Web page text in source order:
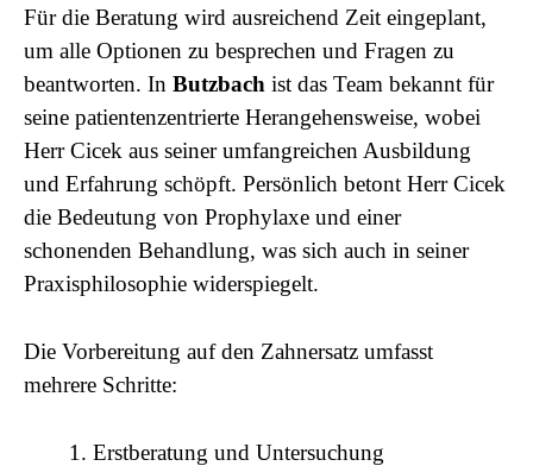
Für die Beratung wird ausreichend Zeit eingeplant,
um alle Optionen zu besprechen und Fragen zu
beantworten. In Butzbach ist das Team bekannt für
seine patientenzentrierte Herangehensweise, wobei
Herr Cicek aus seiner umfangreichen Ausbildung
und Erfahrung schöpft. Persönlich betont Herr Cicek
die Bedeutung von Prophylaxe und einer
schonenden Behandlung, was sich auch in seiner
Praxisphilosophie widerspiegelt.
Die Vorbereitung auf den Zahnersatz umfasst
mehrere Schritte:
Erstberatung und Untersuchung